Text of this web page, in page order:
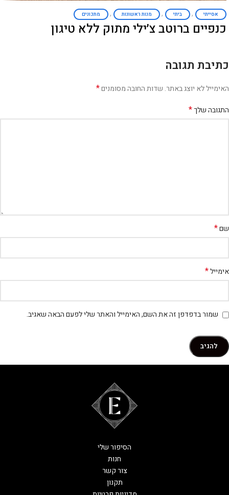
אסייתי , ביתי , מנות ראשונות , מתכונים
כנפיים ברוטב צ׳ילי מתוק ללא טיגון
כתיבת תגובה
האימייל לא יוצג באתר. שדות החובה מסומנים*
התגובה שלך*
שם*
אימייל*
שמור בדפדפן זה את השם, האימייל והאתר שלי לפעם הבאה שאגיב.
הסיפור שלי
חנות
צור קשר
תקנון